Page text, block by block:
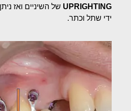
UPRIGHTING של השיניים ואז
ידי שתל וכתר.